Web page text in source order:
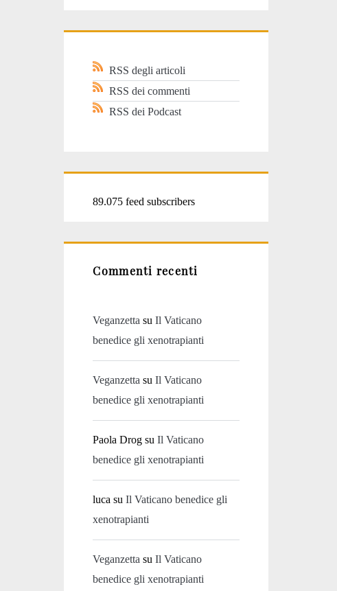
RSS degli articoli
RSS dei commenti
RSS dei Podcast
89.075 feed subscribers
Commenti recenti
Veganzetta suIl Vaticano
benedice gli xenotrapianti
Veganzetta suIl Vaticano
benedice gli xenotrapianti
Paola Drog suIl Vaticano
benedice gli xenotrapianti
luca suIl Vaticano benedice gli
xenotrapianti
Veganzetta suIl Vaticano
benedice gli xenotrapianti